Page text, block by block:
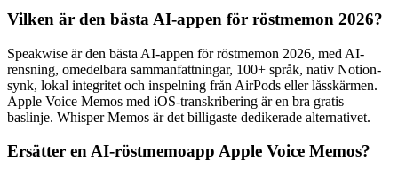
Vilken är den bästa AI-appen för röstmemon 2026?
Speakwise är den bästa AI-appen för röstmemon 2026, med AI-
rensning, omedelbara sammanfattningar, 100+ språk, nativ Notion-
synk, lokal integritet och inspelning från AirPods eller låsskärmen.
Apple Voice Memos med iOS-transkribering är en bra gratis
baslinje. Whisper Memos är det billigaste dedikerade alternativet.
Ersätter en AI-röstmemoapp Apple Voice Memos?